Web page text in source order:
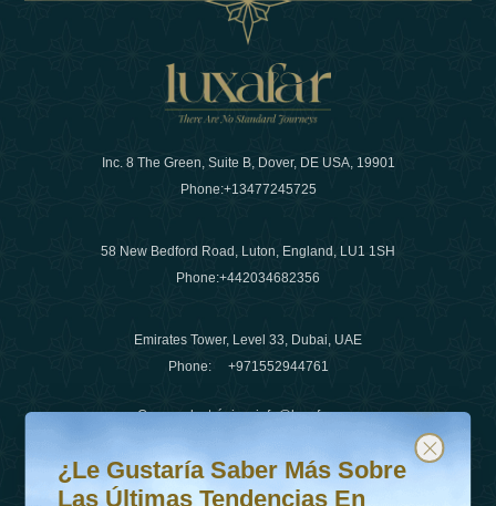
Inc. 8 The Green, Suite B, Dover, DE USA, 19901
Phone:+13477245725
58 New Bedford Road, Luton, England, LU1 1SH
Phone:+442034682356
Emirates Tower, Level 33, Dubai, UAE
Phone: +971552944761
Correo electrónico:info@luxafar.com
Número de WhatsApp
+442034682356
+971552944761
¿Le gustaría saber más sobre las últimas tendencias en
Suscríbete a nuestro boletín y mantente actualizado
¿Le Gustaría Saber Más Sobre
Las Últimas Tendencias En